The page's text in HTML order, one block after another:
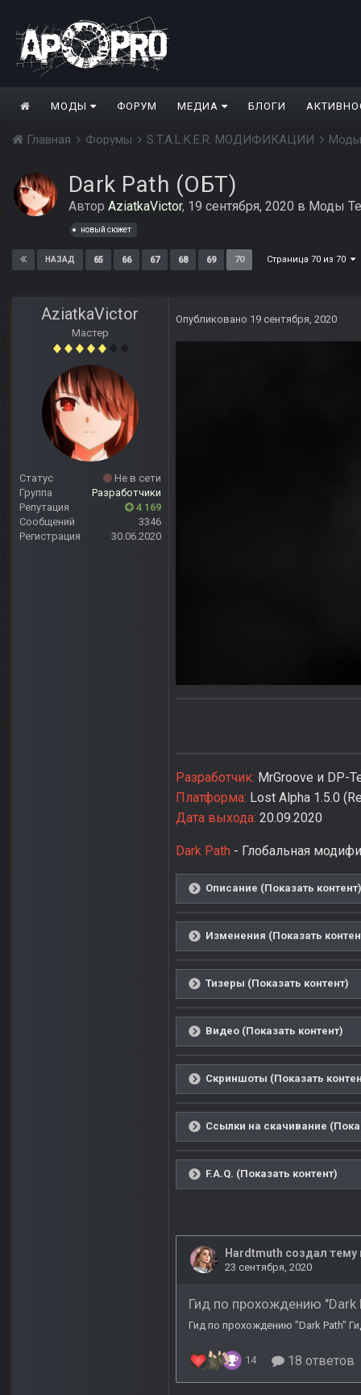
МОДЫ ФОРУМ МЕДИА БЛОГИ
Главная Форумы S.T.A.L.K.E.R. МОДИФИКАЦИИ
Dark Path (ОБТ)
Автор AziatkaVictor, 19 сентября, 2020 в Моды
новый сюжет
НАЗАД 65 66 67 68 69 70 Страница 70 из 70
AziatkaVictor
Мастер
Статус
Не в сети
Группа
Разработчики
Репутация
4 169
Сообщений
3346
Регистрация
30.06.2020
Опубликовано 19 сентября, 2020
Разработчик: MrGroove и DP-
Платформа: Lost Alpha 1.5.0
Дата выхода: 20.09.2020
Dark Path - Глобальная
Описание (Показать контент)
Изменения (Показать
Тизеры (Показать контент)
Видео (Показать контент)
Скриншоты (Показать
Ссылки на скачивание
F.A.Q. (Показать контент)